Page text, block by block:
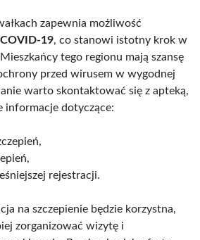
zapewnia możliwość
19, co stanowi istotny krok w
tego regionu mają szansę
przed wirusem w wygodnej
warto skontaktować się z apteką,
informacje dotyczące:
rejestracji.
na szczepienie będzie korzystna,
zorganizować wizytę i